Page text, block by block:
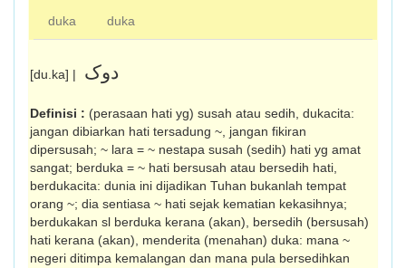
duka duka
[du.ka] | دوک
Definisi : (perasaan hati yg) susah atau sedih, dukacita:
jangan dibiarkan hati tersadung ~, jangan fikiran
dipersusah; ~ lara = ~ nestapa susah (sedih) hati yg amat
sangat; berduka = ~ hati bersusah atau bersedih hati,
berdukacita: dunia ini dijadikan Tuhan bukanlah tempat
orang ~; dia sentiasa ~ hati sejak kematian kekasihnya;
berdukakan sl berduka kerana (akan), ber­sedih (bersusah)
hati kerana (akan), men­derita (menahan) duka: mana ~
negeri di­timpa kemalangan dan mana pula ber­sedihkan